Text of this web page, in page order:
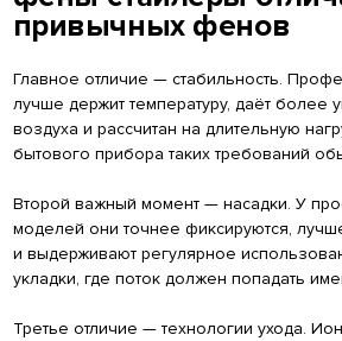
привычных фенов
Главное отличие — стабильность.
лучше держит температуру, даёт более
воздуха и рассчитан на длительную
бытового прибора таких требований
Второй важный момент — насадки. У
моделей они точнее фиксируются,
и выдерживают регулярное
укладки, где поток должен попадать
Третье отличие — технологии ухода.